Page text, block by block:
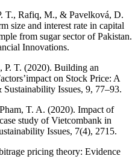
T., Rafiq, M., & Pavelková, D.
size and interest rate in capital
from sugar sector of Pakistan.
Innovations.
T. (2020). Building an
on Stock Price: A
Issues, 9, 77–93.
T. A. (2020). Impact of
study of Vietcombank in
Issues, 7(4), 2715.
pricing theory: Evidence